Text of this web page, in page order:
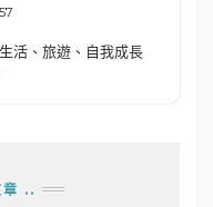
活、旅遊、自我成長
章 ..